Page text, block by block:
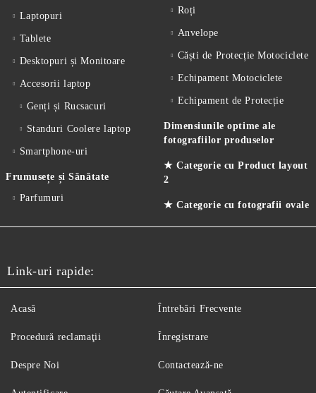
Laptopuri
Tablete
Desktopuri și Monitoare
Accesorii laptop
Genți și Rucsacuri
Standuri Coolere laptop
Smartphone-uri
Frumusețe și Sănătate
Parfumuri
Roți
Anvelope
Căști de Protecție Motociclete
Echipament Motociclete
Echipament de Protecție
Dimensiunile optime ale
fotografiilor produselor
★ Categorie cu Product layout
2
★ Categorie cu fotografii ovale
Link-uri rapide:
Acasă
Procedură reclamaţii
Despre Noi
Întrebări Frecvente
Înregistrare
Contactează-ne